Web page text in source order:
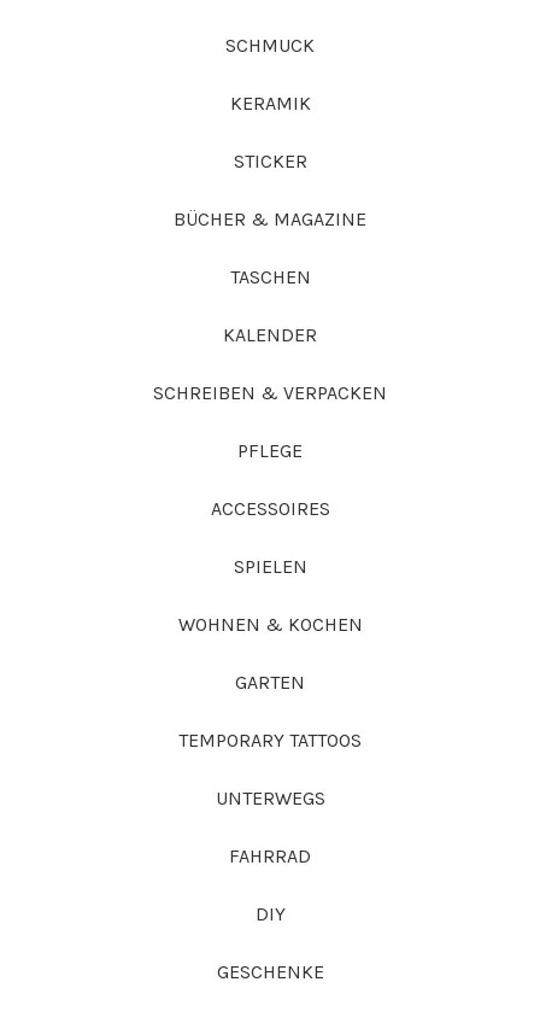
SCHMUCK
KERAMIK
STICKER
BÜCHER & MAGAZINE
TASCHEN
KALENDER
SCHREIBEN & VERPACKEN
PFLEGE
ACCESSOIRES
SPIELEN
WOHNEN & KOCHEN
GARTEN
TEMPORARY TATTOOS
UNTERWEGS
FAHRRAD
DIY
GESCHENKE